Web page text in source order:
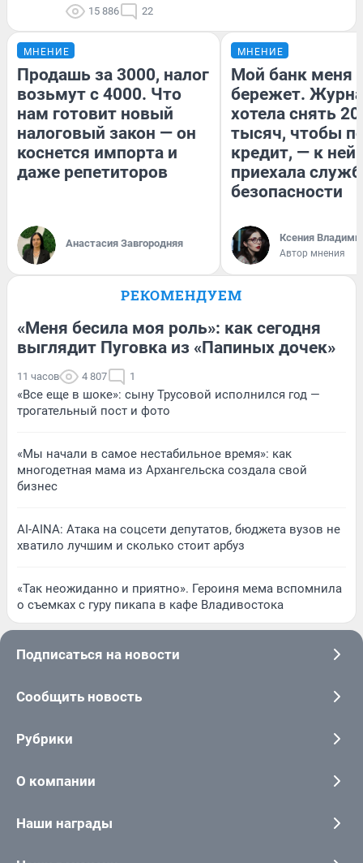
15 886 22
МНЕНИЕ
Продашь за 3000, налог
возьмут с 4000. Что
нам готовит новый
налоговый закон — он
коснется импорта и
даже репетиторов
Анастасия Завгородняя
МНЕНИЕ
Мой банк меня
бережет.
хотела снять
тысяч, чтобы
кредит, — к
приехала
безопасности
Ксения
Автор мнения
РЕКОМЕНДУЕМ
«Меня бесила моя роль»: как сегодня
выглядит Пуговка из «Папиных дочек»
11 часов 4 807 1
«Все еще в шоке»: сыну Трусовой исполнился год —
трогательный пост и фото
«Мы начали в самое нестабильное время»: как
многодетная мама из Архангельска создала свой
бизнес
AI-AINA: Атака на соцсети депутатов, бюджета вузов не
хватило лучшим и сколько стоит арбуз
«Так неожиданно и приятно». Героиня мема вспомнила
о съемках с гуру пикапа в кафе Владивостока
Подписаться на новости
Сообщить новость
Рубрики
О компании
Наши награды